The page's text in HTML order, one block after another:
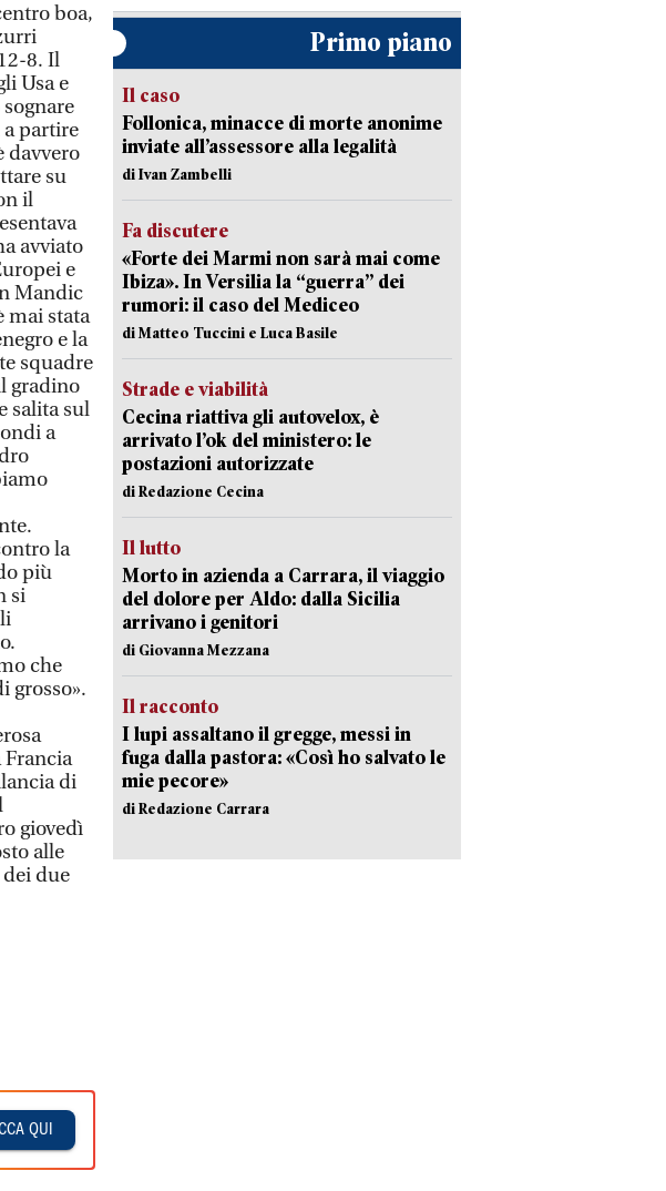
boa,
8. Il
Usa e
partire
davvero
su
il
avviato
e
Mandic
mai stata
e la
squadre
gradino
salita sul
a
la
più
si
che
grosso».
Francia
di
giovedì
alle
due
QUI
Primo piano
Il caso
Follonica, minacce di morte anonime
inviate all’assessore alla legalità
di Ivan Zambelli
Fa discutere
«Forte dei Marmi non sarà mai come
Ibiza». In Versilia la “guerra” dei
rumori: il caso del Mediceo
di Matteo Tuccini e Luca Basile
Strade e viabilità
Cecina riattiva gli autovelox, è
arrivato l’ok del ministero: le
postazioni autorizzate
di Redazione Cecina
Il lutto
Morto in azienda a Carrara, il viaggio
del dolore per Aldo: dalla Sicilia
arrivano i genitori
di Giovanna Mezzana
Il racconto
I lupi assaltano il gregge, messi in
fuga dalla pastora: «Così ho salvato le
mie pecore»
di Redazione Carrara